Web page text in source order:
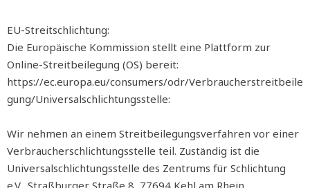
EU-Streitschlichtung:
Die Europäische Kommission stellt eine Plattform zur
Online-Streitbeilegung (OS) bereit:
https://ec.europa.eu/consumers/odr/Verbraucherstreitbeile
gung/Universalschlichtungsstelle:
Wir nehmen an einem Streitbeilegungsverfahren vor einer
Verbraucherschlichtungsstelle teil. Zuständig ist die
Universalschlichtungsstelle des Zentrums für Schlichtung
e.V., Straßburger Straße 8, 77694 Kehl am Rhein